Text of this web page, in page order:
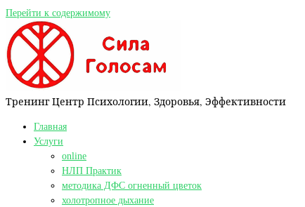
Перейти к содержимому
Тренинг Центр Психологии, Здоровья, Эффективности
Главная
Услуги
online
НЛП Практик
методика ДФС огненный цветок
холотропное дыхание